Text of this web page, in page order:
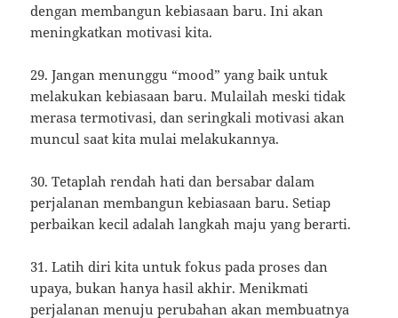
dengan membangun kebiasaan baru. Ini akan
meningkatkan motivasi kita.
29. Jangan menunggu “mood” yang baik untuk
melakukan kebiasaan baru. Mulailah meski tidak
merasa termotivasi, dan seringkali motivasi akan
muncul saat kita mulai melakukannya.
30. Tetaplah rendah hati dan bersabar dalam
perjalanan membangun kebiasaan baru. Setiap
perbaikan kecil adalah langkah maju yang berarti.
31. Latih diri kita untuk fokus pada proses dan
upaya, bukan hanya hasil akhir. Menikmati
perjalanan menuju perubahan akan membuatnya